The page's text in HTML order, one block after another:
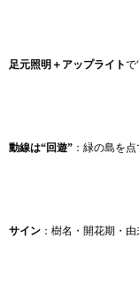
足元照明＋アップライトで
動線は“回遊” ：緑の島を点
サイン ：樹名・開花期・由